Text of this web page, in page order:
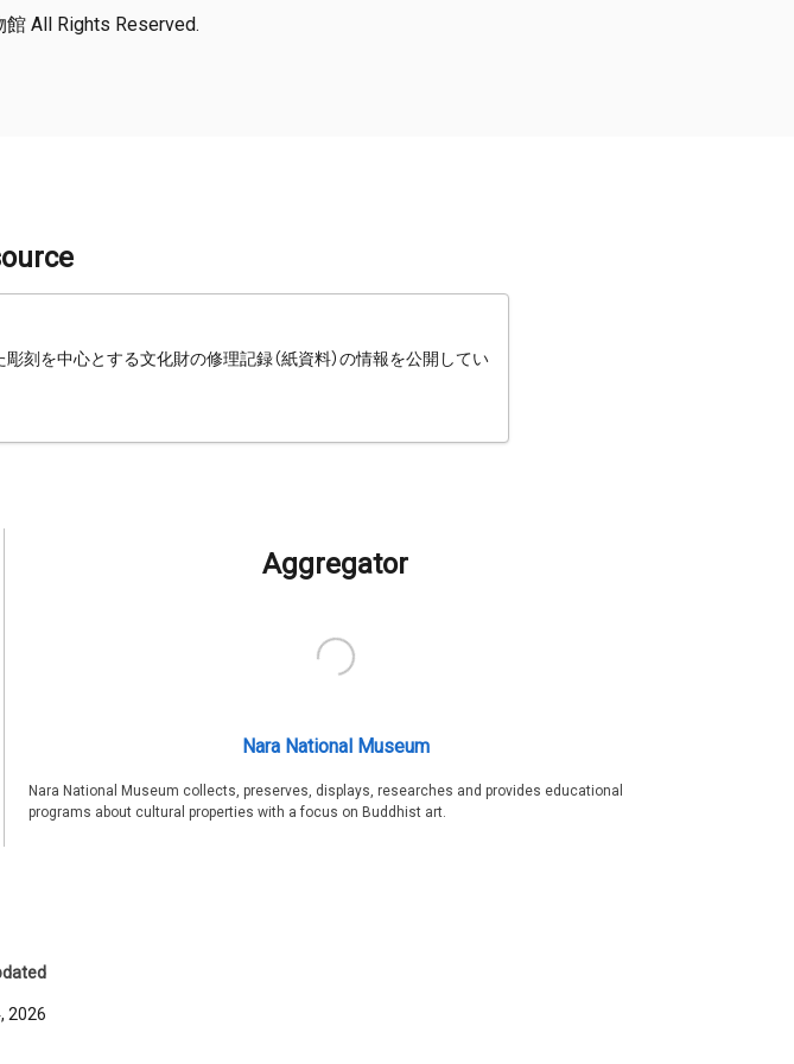
All Rights Reserved.
刻を中心とする文化財の修理記録（紙資料）の情報を公開してい
Aggregator
Nara National Museum
Nara National Museum collects, preserves, displays, researches and provides educational
programs about cultural properties with a focus on Buddhist art.
2026